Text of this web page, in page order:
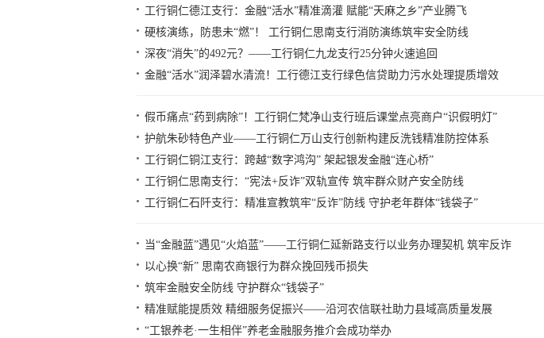
工行铜仁德江支行：金融“活水”精准滴灌 赋能“天麻之乡”产业腾飞
硬核演练，防患未“燃”！ 工行铜仁思南支行消防演练筑牢安全防线
深夜“消失”的492元？——工行铜仁九龙支行25分钟火速追回
金融“活水”润泽碧水清流！工行德江支行绿色信贷助力污水处理提质增效
假币痛点“药到病除”！工行铜仁梵净山支行班后课堂点亮商户“识假明灯”
护航朱砂特色产业——工行铜仁万山支行创新构建反洗钱精准防控体系
工行铜仁铜江支行：跨越“数字鸿沟” 架起银发金融“连心桥”
工行铜仁思南支行：“宪法+反诈”双轨宣传 筑牢群众财产安全防线
工行铜仁石阡支行：精准宣教筑牢“反诈”防线 守护老年群体“钱袋子”
当“金融蓝”遇见“火焰蓝”——工行铜仁延新路支行以业务办理契机 筑牢反诈
以心换“新” 思南农商银行为群众挽回残币损失
筑牢金融安全防线 守护群众“钱袋子”
精准赋能提质效 精细服务促振兴——沿河农信联社助力县域高质量发展
“工银养老·一生相伴”养老金融服务推介会成功举办